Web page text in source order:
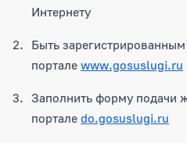
Интернету
Быть зарегистрированным
портале www.gosuslugi.ru
Заполнить форму подачи
портале do.gosuslugi.ru